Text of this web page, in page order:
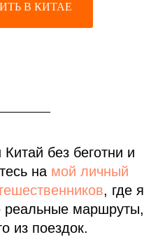
В КИТАЕ
без беготни и
на мой личный
, где я
реальные маршруты,
из поездок.